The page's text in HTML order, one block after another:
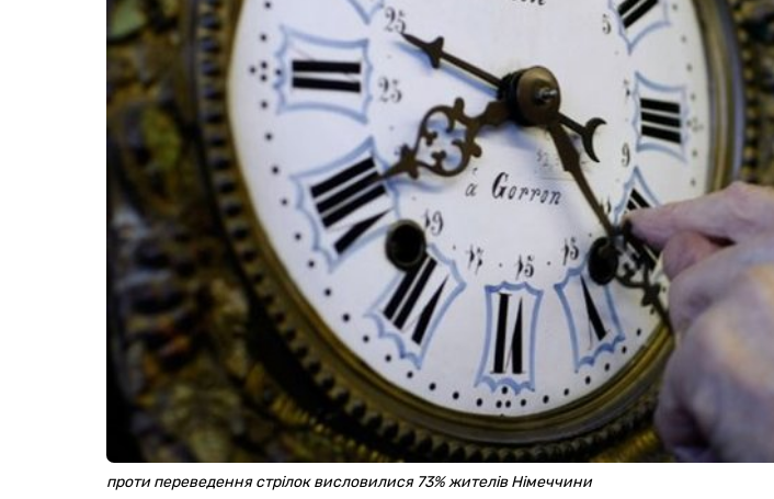
проти переведення стрілок висловилися 73% жителів Німеччини